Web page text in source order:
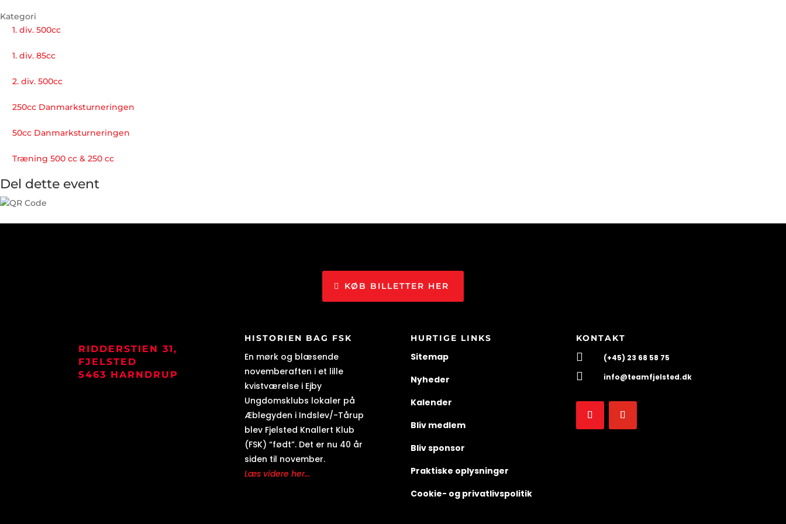
Kategori
1. div. 500cc
1. div. 85cc
2. div. 500cc
250cc Danmarksturneringen
50cc Danmarksturneringen
Træning 500 cc & 250 cc
Del dette event
KØB BILLETTER HER
RIDDERSTIEN 31,
FJELSTED
5463 HARNDRUP
HISTORIEN BAG FSK
En mørk og blæsende
novemberaften i et lille
kvistværelse i Ejby
Ungdomsklubs lokaler på
Æblegyden i Indslev/-Tårup
blev Fjelsted Knallert Klub
(FSK) “født”. Det er nu 40 år
siden til november.
Læs videre her...
HURTIGE LINKS
Sitemap
Nyheder
Kalender
Bliv medlem
Bliv sponsor
Praktiske oplysninger
Cookie- og privatlivspolitik
KONTAKT
 (+45) 23 68 58 75
 info@teamfjelsted.dk